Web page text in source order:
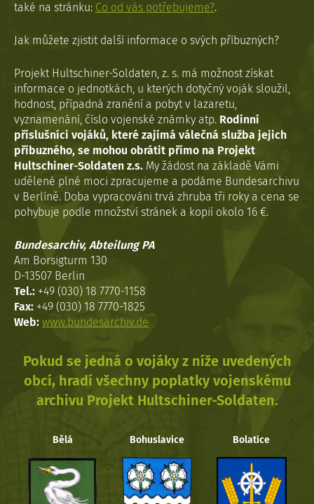
také na stránku: Co od vás potřebujeme?.
Jak můžete zjistit další informace o svých příbuzných?
Projekt Hultschiner-Soldaten, z. s. má možnost získat
informace o jednotkách, u kterých dotyčný voják sloužil,
hodnost, případná zranění a pobyt v lazaretu,
vyznamenání, číslo vojenské známky atp. Rodinní
příslušníci vojáků, které zajímá válečná služba jejich
příbuzného, se mohou obrátit přímo na Projekt
Hultschiner-Soldaten z.s. My žádost na základě Vámi
udělené plné moci zpracujeme a podáme Bundesarchivu
v Berlíně. Doba vypracováni trvá zhruba tři roky a cena se
pohybuje podle množství stránek a kopií okolo 16 €.
Bundesarchiv, Abteilung PA
Am Borsigturm 130
D-13507 Berlin
Tel.: +49 (030) 18 7770-1158
Fax: +49 (030) 18 7770-1825
Web: www.bundesarchiv.de
Pokud se jedná o vojáky z níže uvedených
obcí, hradí všechny poplatky vojenskému
archivu Projekt Hultschiner-Soldaten.
Bělá Bohuslavice Bolatice